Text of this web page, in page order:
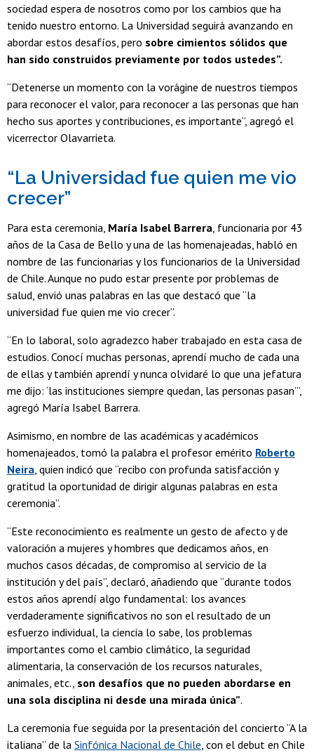
sociedad espera de nosotros como por los cambios que ha
tenido nuestro entorno. La Universidad seguirá avanzando en
abordar estos desafíos, pero sobre cimientos sólidos que
han sido construidos previamente por todos ustedes”.
“Detenerse un momento con la vorágine de nuestros tiempos
para reconocer el valor, para reconocer a las personas que han
hecho sus aportes y contribuciones, es importante”, agregó el
vicerrector Olavarrieta.
“La Universidad fue quien me vio
crecer”
Para esta ceremonia, María Isabel Barrera, funcionaria por 43
años de la Casa de Bello y una de las homenajeadas, habló en
nombre de las funcionarias y los funcionarios de la Universidad
de Chile. Aunque no pudo estar presente por problemas de
salud, envió unas palabras en las que destacó que “la
universidad fue quien me vio crecer”.
“En lo laboral, solo agradezco haber trabajado en esta casa de
estudios. Conocí muchas personas, aprendí mucho de cada una
de ellas y también aprendí y nunca olvidaré lo que una jefatura
me dijo: ‘las instituciones siempre quedan, las personas pasan’”,
agregó María Isabel Barrera.
Asimismo, en nombre de las académicas y académicos
homenajeados, tomó la palabra el profesor emérito Roberto
Neira, quien indicó que “recibo con profunda satisfacción y
gratitud la oportunidad de dirigir algunas palabras en esta
ceremonia”.
“Este reconocimiento es realmente un gesto de afecto y de
valoración a mujeres y hombres que dedicamos años, en
muchos casos décadas, de compromiso al servicio de la
institución y del país”, declaró, añadiendo que “durante todos
estos años aprendí algo fundamental: los avances
verdaderamente significativos no son el resultado de un
esfuerzo individual, la ciencia lo sabe, los problemas
importantes como el cambio climático, la seguridad
alimentaria, la conservación de los recursos naturales,
animales, etc., son desafíos que no pueden abordarse en
una sola disciplina ni desde una mirada única”.
La ceremonia fue seguida por la presentación del concierto “A la
italiana” de la Sinfónica Nacional de Chile, con el debut en Chile